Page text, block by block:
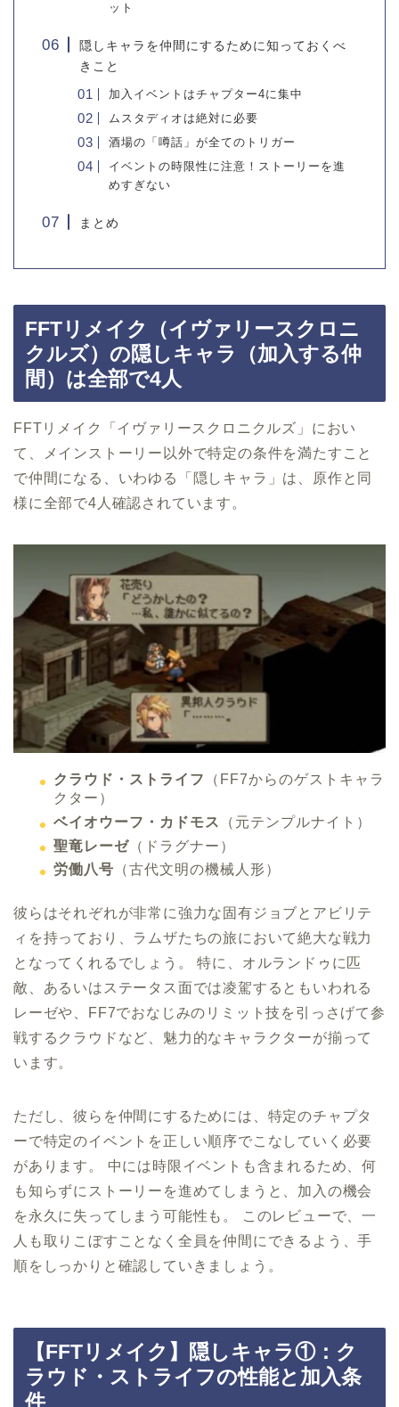
ット
隠しキャラを仲間にするために知っておくべ
きこと
加入イベントはチャプター4に集中
ムスタディオは絶対に必要
酒場の「噂話」が全てのトリガー
イベントの時限性に注意！ストーリーを進
めすぎない
まとめ
FFTリメイク（イヴァリースクロニ
クルズ）の隠しキャラ（加入する仲
間）は全部で4人
FFTリメイク「イヴァリースクロニクルズ」におい
て、メインストーリー以外で特定の条件を満たすこと
で仲間になる、いわゆる「隠しキャラ」は、原作と同
様に全部で4人確認されています。
クラウド・ストライフ
（FF7からのゲストキャラ
クター）
ベイオウーフ・カドモス
（元テンプルナイト）
聖竜レーゼ （ドラグナー）
労働八号 （古代文明の機械人形）
彼らはそれぞれが非常に強力な固有ジョブとアビリテ
ィを持っており、ラムザたちの旅において絶大な戦力
となってくれるでしょう。 特に、オルランドゥに匹
敵、あるいはステータス面では凌駕するともいわれる
レーゼや、FF7でおなじみのリミット技を引っさげて参
戦するクラウドなど、魅力的なキャラクターが揃って
います。
ただし、彼らを仲間にするためには、特定のチャプタ
ーで特定のイベントを正しい順序でこなしていく必要
があります。 中には時限イベントも含まれるため、何
も知らずにストーリーを進めてしまうと、加入の機会
を永久に失ってしまう可能性も。 このレビューで、一
人も取りこぼすことなく全員を仲間にできるよう、手
順をしっかりと確認していきましょう。
【FFTリメイク】隠しキャラ①：ク
ラウド・ストライフの性能と加入条
件